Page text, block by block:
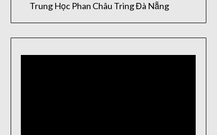
Trung Học Phan Châu Tring Đà Nẵng